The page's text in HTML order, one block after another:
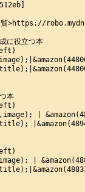
覧>https://
に役立つ本
本
|
|